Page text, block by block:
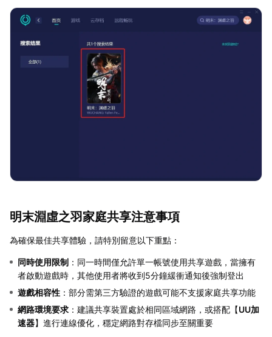
明末淵虛之羽家庭共享注意事項
為確保最佳共享體驗，請特別留意以下重點：
同時使用限制 ：同一時間僅允許單一帳號使用共享遊戲，當擁有
者啟動遊戲時，其他使用者將收到5分鐘緩衝通知後強制登出
遊戲相容性 ：部分需第三方驗證的遊戲可能不支援家庭共享功能
網路環境要求 ：建議共享裝置處於相同區域網路，或搭配【UU加
速器】進行連線優化，穩定網路對存檔同步至關重要